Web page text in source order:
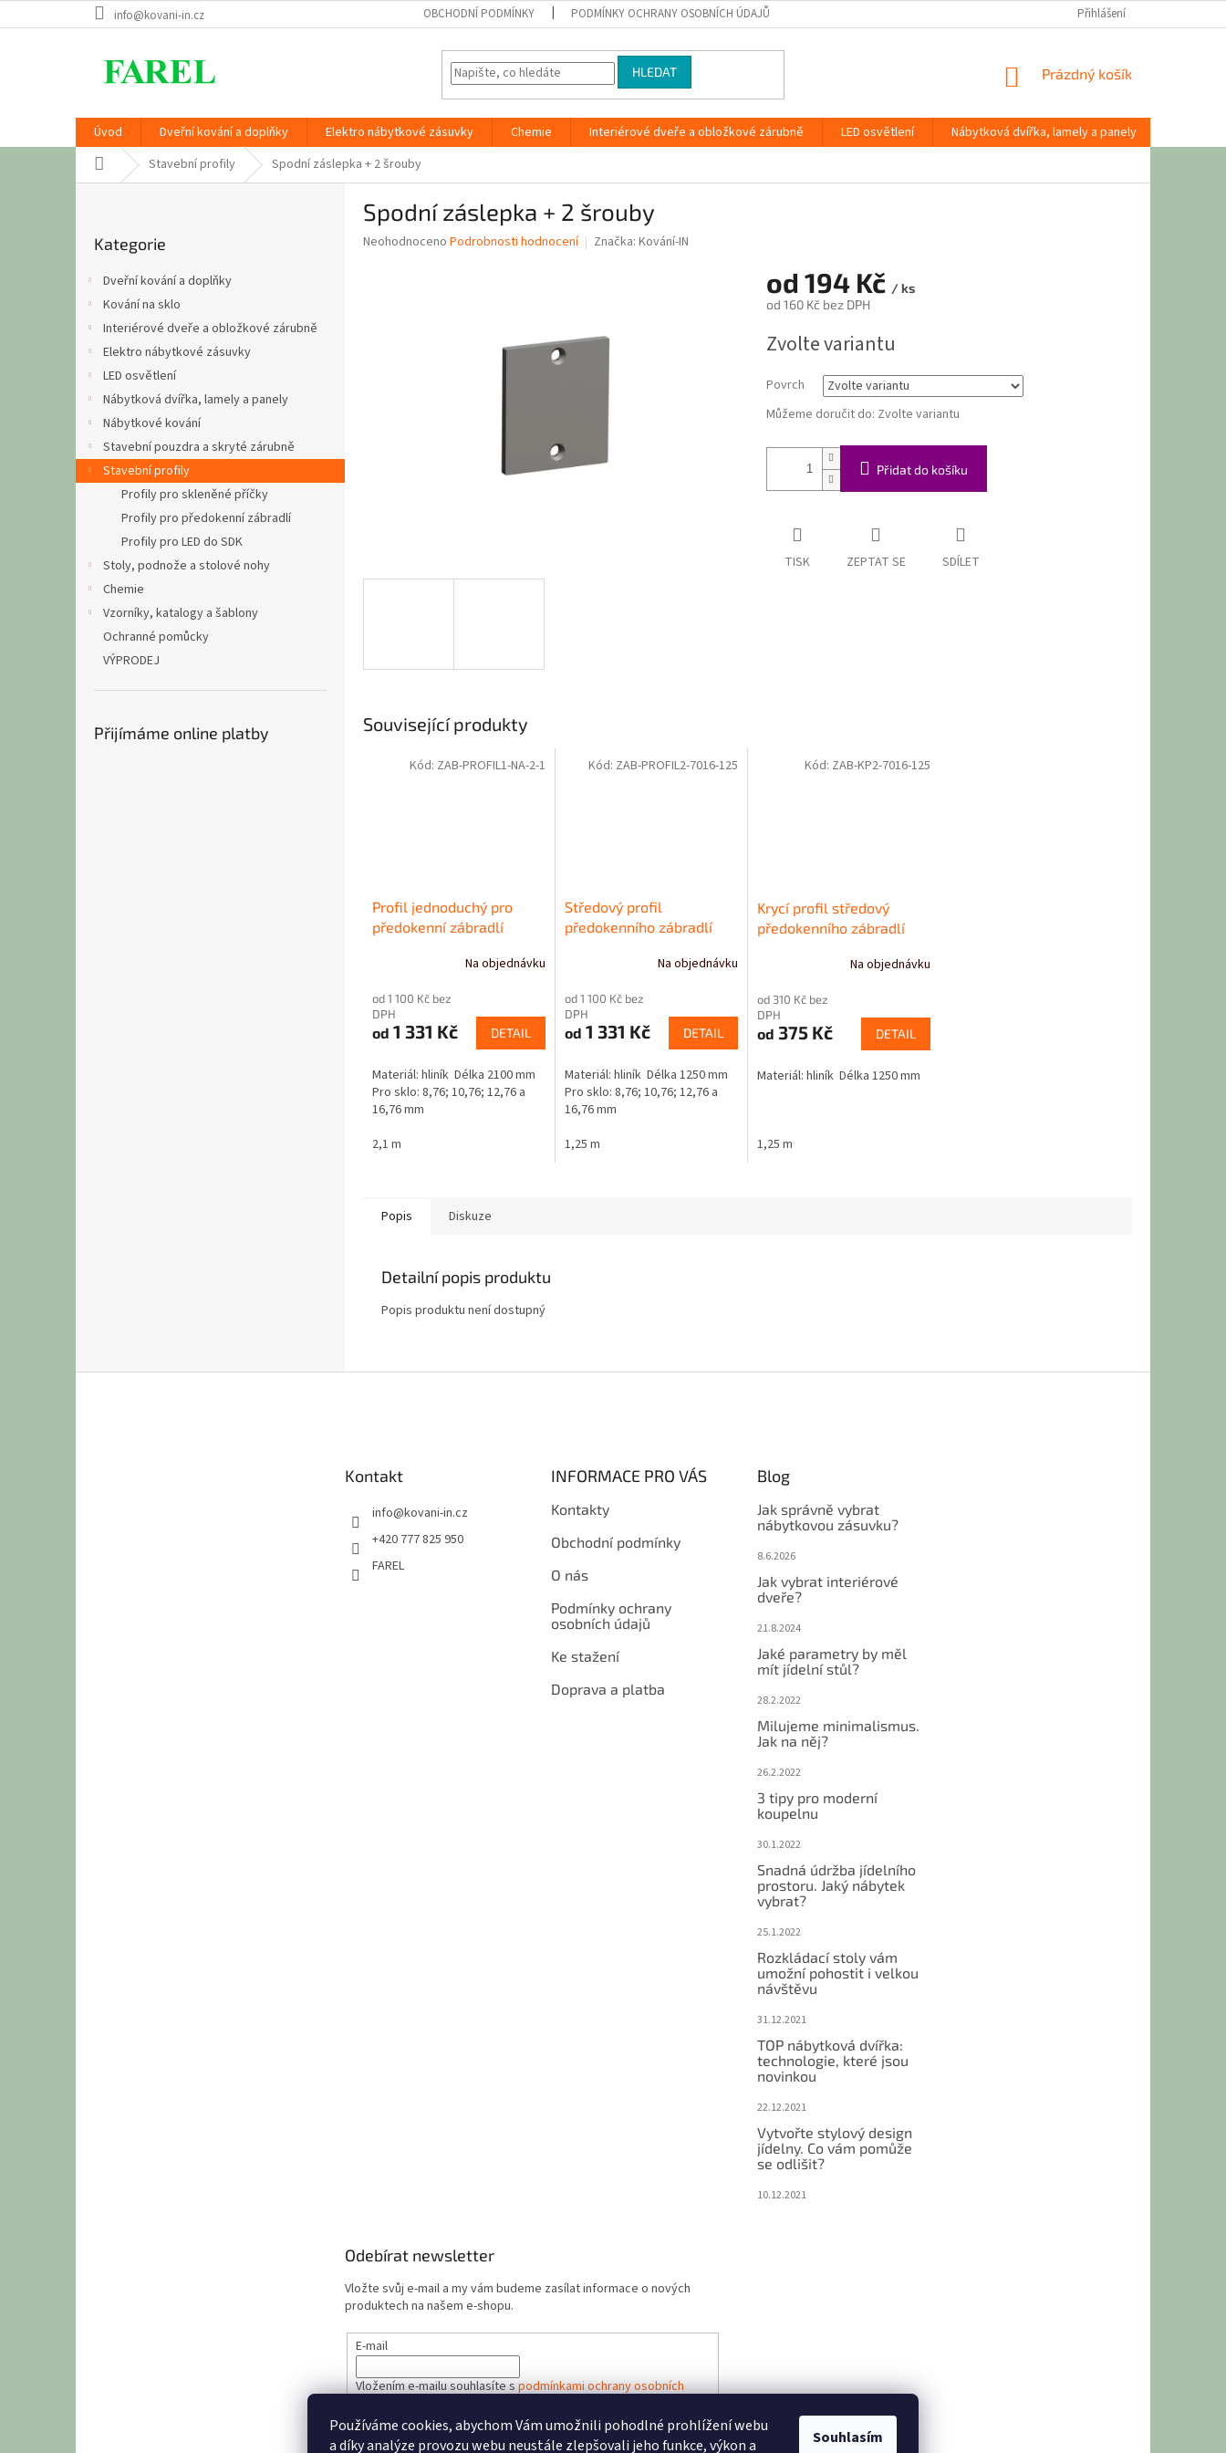
Používáme cookies, abychom Vám umožnili pohodlné prohlížení webu
a díky analýze provozu webu neustále zlepšovali jeho funkce, výkon a
Souhlasím
na
info@kovani-in.cz OBCHODNÍ PODMÍNKY PODMÍNKY OCHRANY OSOBNÍCH ÚDAJŮ Přihlášení
HLEDAT
NÁKUPNÍ
Prázdný košík
Úvod Dveřní kování a doplňky Elektro nábytkové zásuvky Chemie Interiérové dveře a obložkové zárubně LED osvětlení Nábytková dvířka, lamely a panely
Domů Stavební profily Spodní záslepka + 2 šrouby
l
kategorie
Kategorie
Dveřní kování a doplňky
Kování na sklo
Interiérové dveře a obložkové zárubně
Elektro nábytkové zásuvky
LED osvětlení
Nábytková dvířka, lamely a panely
Nábytkové kování
Stavební pouzdra a skryté zárubně
Stavební profily
Profily pro skleněné příčky
Profily pro předokenní zábradlí
Profily pro LED do SDK
Stoly, podnože a stolové nohy
Chemie
Vzorníky, katalogy a šablony
Ochranné pomůcky
VÝPRODEJ
Přijímáme online platby
Spodní záslepka + 2 šrouby
Průměrné
Neohodnoceno Podrobnosti hodnocení Značka: Kování-IN
od 194 Kč / ks
od 160 Kčbez DPH
cena:
Zvolte variantu
Povrch
Můžeme doručit do: Zvolte variantu
Přidat do košíku
TISK ZEPTAT SE SDÍLET
Související produkty
Profil jednoduchý pro
předokenní zábradlí
Na objednávku
od 1 100 Kč bez
DPH
od 1 331 Kč DETAIL
Materiál: hliník Délka 2100 mm
Pro sklo: 8,76; 10,76; 12,76 a
16,76 mm
2,1 m
Kód: ZAB-PROFIL1-NA-2-1
Středový profil
předokenního zábradlí
Na objednávku
od 1 100 Kč bez
DPH
od 1 331 Kč DETAIL
Materiál: hliník Délka 1250 mm
Pro sklo: 8,76; 10,76; 12,76 a
16,76 mm
1,25 m
Kód: ZAB-PROFIL2-7016-125
Krycí profil středový
předokenního zábradlí
Na objednávku
od 310 Kč bez
DPH
od 375 Kč DETAIL
Materiál: hliník Délka 1250 mm
1,25 m
Kód: ZAB-KP2-7016-125
Popis Diskuze
Detailní popis produktu
Popis produktu není dostupný
Kontakt
info@kovani-in.cz
+420 777 825 950
FAREL
INFORMACE PRO VÁS
Kontakty
Obchodní podmínky
O nás
Podmínky ochrany
osobních údajů
Ke stažení
Doprava a platba
Blog
Jak správně vybrat
nábytkovou zásuvku?
8.6.2026
Jak vybrat interiérové
dveře?
21.8.2024
Jaké parametry by měl
mít jídelní stůl?
28.2.2022
Milujeme minimalismus.
Jak na něj?
26.2.2022
3 tipy pro moderní
koupelnu
30.1.2022
Snadná údržba jídelního
prostoru. Jaký nábytek
vybrat?
25.1.2022
Rozkládací stoly vám
umožní pohostit i velkou
návštěvu
31.12.2021
TOP nábytková dvířka:
technologie, které jsou
novinkou
22.12.2021
Vytvořte stylový design
jídelny. Co vám pomůže
se odlišit?
10.12.2021
Odebírat newsletter
Vložte svůj e-mail a my vám budeme zasílat informace o nových
produktech na našem e-shopu.
E-mail
Vložením e-mailu souhlasíte spodmínkami ochrany osobních
PŘIHLÁSIT SE